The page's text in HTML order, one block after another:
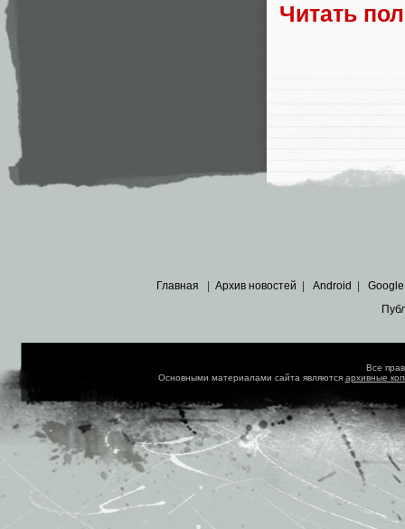
Читать
Главная Архив новостей Android Google
Все
Основными материалами сайта являются архивные